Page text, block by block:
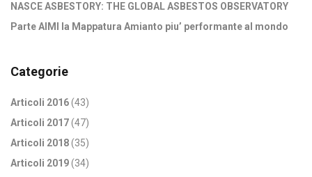
NASCE ASBESTORY: THE GLOBAL ASBESTOS OBSERVATORY
Parte AIMI la Mappatura Amianto piu’ performante al mondo
Categorie
Articoli 2016(43)
Articoli 2017(47)
Articoli 2018(35)
Articoli 2019(34)